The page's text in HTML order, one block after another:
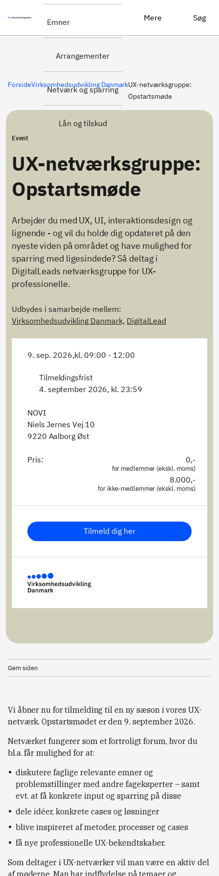
Emner
Arrangementer
Netværk og sparring
Lån og tilskud
Mere Søg
Tilmeld dig her
ForsideVirksomhedsudvikling DanmarkUX-netværksgruppe:
Opstartsmøde
Event
UX-netværksgruppe:
Opstartsmøde
Arbejder du med UX, UI, interaktionsdesign og
lignende - og vil du holde dig opdateret på den
nyeste viden på området og have mulighed for
sparring med ligesindede? Så deltag i
DigitalLeads netværksgruppe for UX-
professionelle.
Udbydes i samarbejde mellem:
Virksomhedsudvikling Danmark, DigitalLead
9. sep. 2026,kl. 09:00 - 12:00
Tilmeldingsfrist
4. september 2026, kl. 23:59
NOVI
Niels Jernes Vej 10
9220 Aalborg Øst
Pris: 0,-
for medlemmer (ekskl. moms)
8.000,-
for ikke-medlemmer (ekskl. moms)
Tilmeld dig her
Gem siden
Vi åbner nu for tilmelding til en ny sæson i vores UX-
netværk. Opstartsmødet er den 9. september 2026.
Netværket fungerer som et fortroligt forum, hvor du
bl.a. får mulighed for at:
diskutere faglige relevante emner og
problemstillinger med andre fageksperter – samt
evt. at få konkrete input og sparring på disse
dele idéer, konkrete cases og løsninger
blive inspireret af metoder, processer og cases
få nye professionelle UX-bekendtskaber.
Som deltager i UX-netværker vil man være en aktiv del
af møderne. Man har indflydelse på temaer og